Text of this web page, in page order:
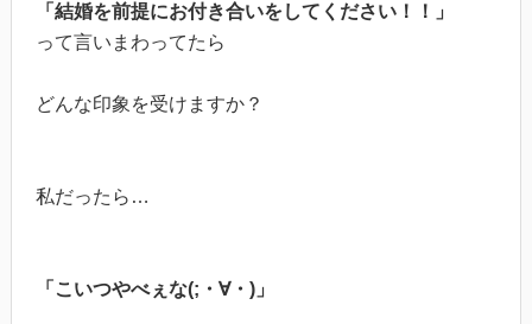
「結婚を前提にお付き合いをしてください！！」
って言いまわってたら
どんな印象を受けますか？
私だったら…
「こいつやべぇな(;・∀・)」